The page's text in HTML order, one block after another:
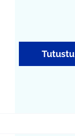
Tutustu